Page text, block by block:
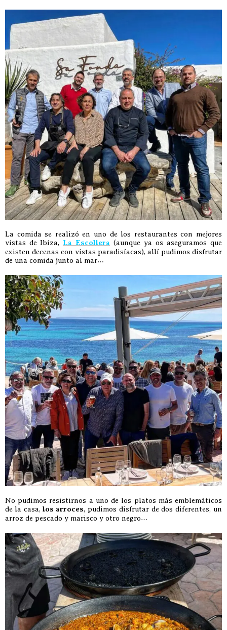
La comida se realizó en uno de los restaurantes con mejores
vistas de Ibiza, La Escollera (aunque ya os aseguramos que
existen decenas con vistas paradisíacas), allí pudimos disfrutar
de una comida junto al mar…
No pudimos resistirnos a uno de los platos más emblemáticos
de la casa, los arroces, pudimos disfrutar de dos diferentes, un
arroz de pescado y marisco y otro negro…